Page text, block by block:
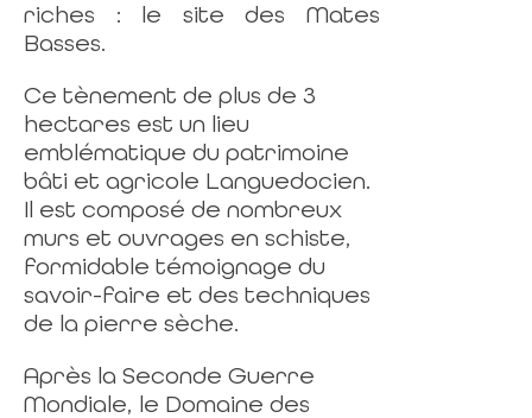
riches : le site des Mates
Basses.
Ce tènement de plus de 3
hectares est un lieu
emblématique du patrimoine
bâti et agricole Languedocien.
Il est composé de nombreux
murs et ouvrages en schiste,
formidable témoignage du
savoir-faire et des techniques
de la pierre sèche.
Après la Seconde Guerre
Mondiale, le Domaine des